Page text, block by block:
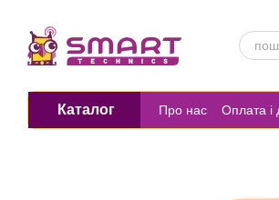
Каталог Про нас Оплата і